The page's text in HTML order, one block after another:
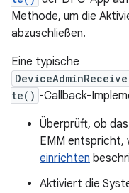
Methode, um die
abzuschließen.
Eine typische
te() -Callback-
Überprüft, ob
EMM entspricht,
einrichten
Aktiviert die